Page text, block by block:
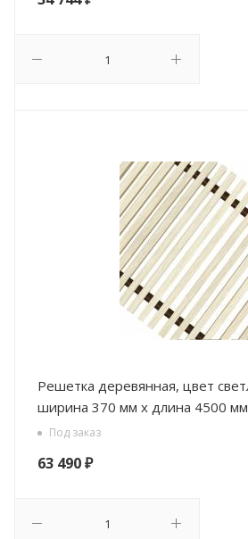
Решетка деревянная, цвет светлое дерево РРД,
ширина 370 мм х длина 4500 мм
Под заказ
63 490₽